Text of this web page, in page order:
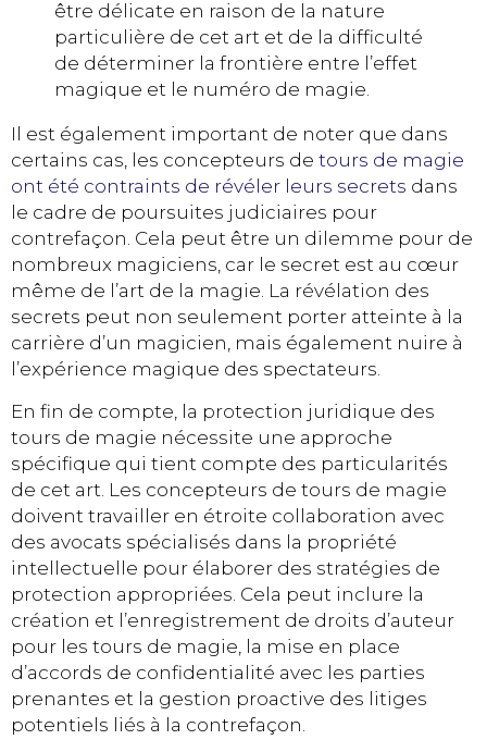
être délicate en raison de la nature
particulière de cet art et de la difficulté
de déterminer la frontière entre l’effet
magique et le numéro de magie.
Il est également important de noter que dans
certains cas, les concepteurs de tours de magie
ont été contraints de révéler leurs secrets dans
le cadre de poursuites judiciaires pour
contrefaçon. Cela peut être un dilemme pour de
nombreux magiciens, car le secret est au cœur
même de l’art de la magie. La révélation des
secrets peut non seulement porter atteinte à la
carrière d’un magicien, mais également nuire à
l’expérience magique des spectateurs.
En fin de compte, la protection juridique des
tours de magie nécessite une approche
spécifique qui tient compte des particularités
de cet art. Les concepteurs de tours de magie
doivent travailler en étroite collaboration avec
des avocats spécialisés dans la propriété
intellectuelle pour élaborer des stratégies de
protection appropriées. Cela peut inclure la
création et l’enregistrement de droits d’auteur
pour les tours de magie, la mise en place
d’accords de confidentialité avec les parties
prenantes et la gestion proactive des litiges
potentiels liés à la contrefaçon.